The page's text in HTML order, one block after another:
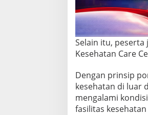
Selain itu, peserta
Kesehatan Care
Dengan prinsip
kesehatan di luar
mengalami
fasilitas